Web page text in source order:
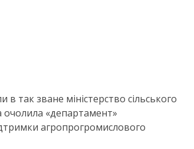
так зване міністерство сільського
очолила «департамент»
агропрогромислового